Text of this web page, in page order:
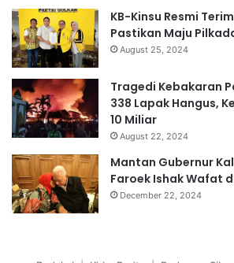
KB-Kinsu Resmi
Pastikan Maju
August 25, 2024
Tragedi Kebakaran
338 Lapak Hangus,
10 Miliar
August 22, 2024
Mantan Gubernur
Faroek Ishak Wafat
December 22, 2024